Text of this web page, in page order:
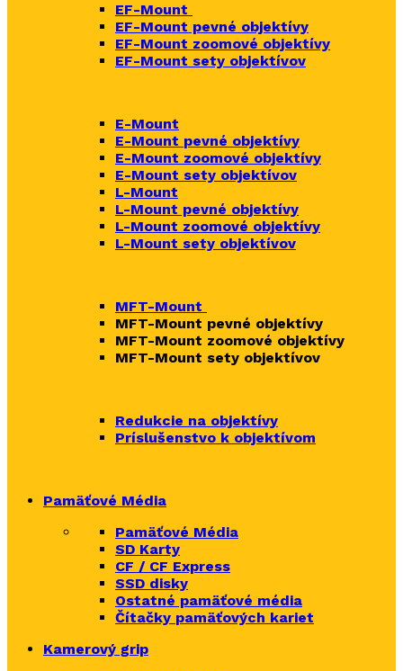
EF-Mount
EF-Mount pevné objektívy
EF-Mount zoomové objektívy
EF-Mount sety objektívov
E-Mount
E-Mount pevné objektívy
E-Mount zoomové objektívy
E-Mount sety objektívov
L-Mount
L-Mount pevné objektívy
L-Mount zoomové objektívy
L-Mount sety objektívov
MFT-Mount
MFT-Mount pevné objektívy
MFT-Mount zoomové objektívy
MFT-Mount sety objektívov
Redukcie na objektívy
Príslušenstvo k objektívom
Pamäťové Média
Pamäťové Média
SD Karty
CF / CF Express
SSD disky
Ostatné pamäťové média
Čítačky pamäťových kariet
Kamerový grip